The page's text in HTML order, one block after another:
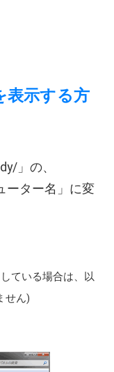
表示する方
」の、
ーター名」に変
ている場合は、以
せん)